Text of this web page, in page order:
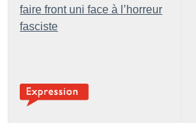
faire front uni face à l’horreur
fasciste